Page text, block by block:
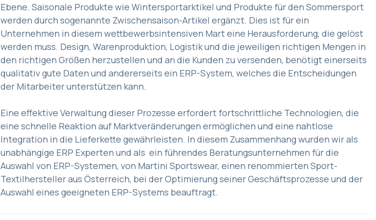
Ebene. Saisonale Produkte wie Wintersportarktikel und Produkte für den Sommersport
werden durch sogenannte Zwischensaison-Artikel ergänzt. Dies ist für ein
Unternehmen in diesem wettbewerbsintensiven Mart eine Herausforderung, die gelöst
werden muss. Design, Warenproduktion, Logistik und die jeweiligen richtigen Mengen in
den richtigen Größen herzustellen und an die Kunden zu versenden, benötigt einerseits
qualitativ gute Daten und andererseits ein ERP-System, welches die Entscheidungen
der Mitarbeiter unterstützen kann.
Eine effektive Verwaltung dieser Prozesse erfordert fortschrittliche Technologien, die
eine schnelle Reaktion auf Marktveränderungen ermöglichen und eine nahtlose
Integration in die Lieferkette gewährleisten. In diesem Zusammenhang wurden wir als
unabhängige ERP Experten und als ein führendes Beratungsunternehmen für die
Auswahl von ERP-Systemen, von Martini Sportswear, einen renommierten Sport-
Textilhersteller aus Österreich, bei der Optimierung seiner Geschäftsprozesse und der
Auswahl eines geeigneten ERP-Systems beauftragt.